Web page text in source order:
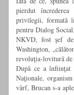
pierdut
privilegii, formată
pentru Dialog
NKVD, fost şef de
Washington,
revoluţia-lovitură de
După ce a înfiinţat
Naţionale,
vârf, Brucan s-a